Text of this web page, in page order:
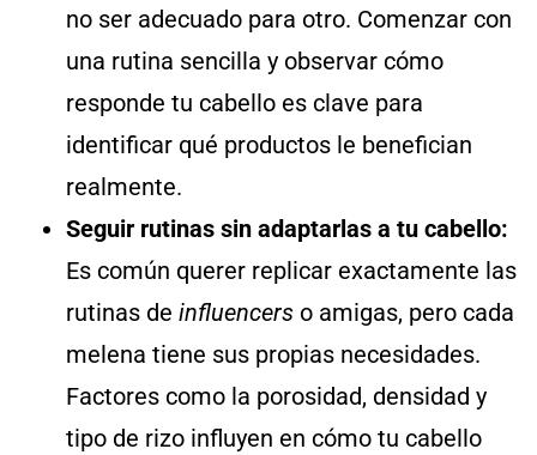
no ser adecuado para otro. Comenzar con
una rutina sencilla y observar cómo
responde tu cabello es clave para
identificar qué productos le benefician
realmente.
Seguir rutinas sin adaptarlas a tu cabello:
Es común querer replicar exactamente las
rutinas de influencers o amigas, pero cada
melena tiene sus propias necesidades.
Factores como la porosidad, densidad y
tipo de rizo influyen en cómo tu cabello